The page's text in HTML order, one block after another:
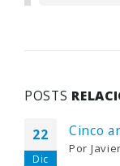
POSTS
22
Dic
Cinco
Por